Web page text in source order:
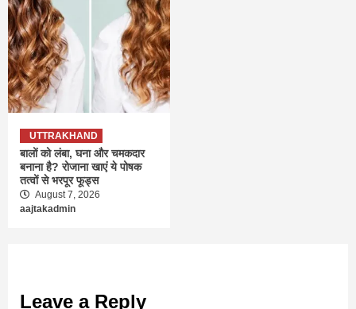
UTTRAKHAND
बालों को लंबा, घना और चमकदार
बनाना है? रोजाना खाएं ये पोषक
तत्वों से भरपूर फूड्स
August 7, 2026
aajtakadmin
Leave a Reply